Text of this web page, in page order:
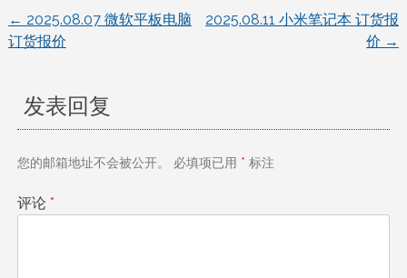
文
导
航
← 2025.08.07 微软平板电脑
订货报价
2025.08.11 小米笔记本 订货报
价 →
发表回复
您的邮箱地址不会被公开。 必填项已用 * 标注
评论 *